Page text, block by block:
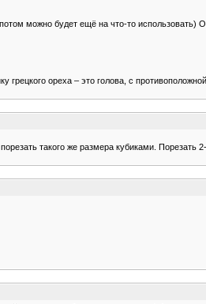
можно будет ещё на что-то использовать)
ореха – это голова, с
такого же размера кубиками.